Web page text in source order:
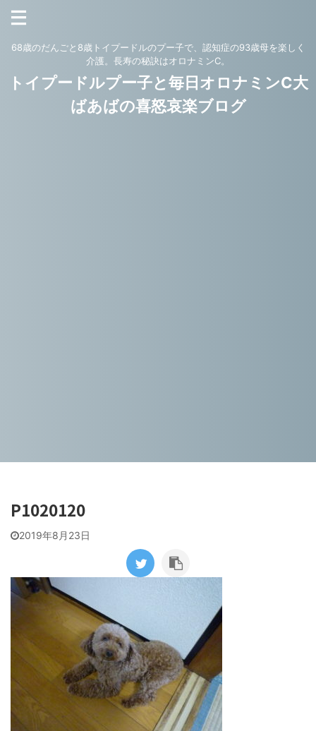
68歳のだんごと8歳トイプードルのプー子で、認知症の93歳母を楽しく
介護。長寿の秘訣はオロナミンC。
トイプードルプー子と毎日オロナミンC大
ばあばの喜怒哀楽ブログ
P1020120
2019年8月23日